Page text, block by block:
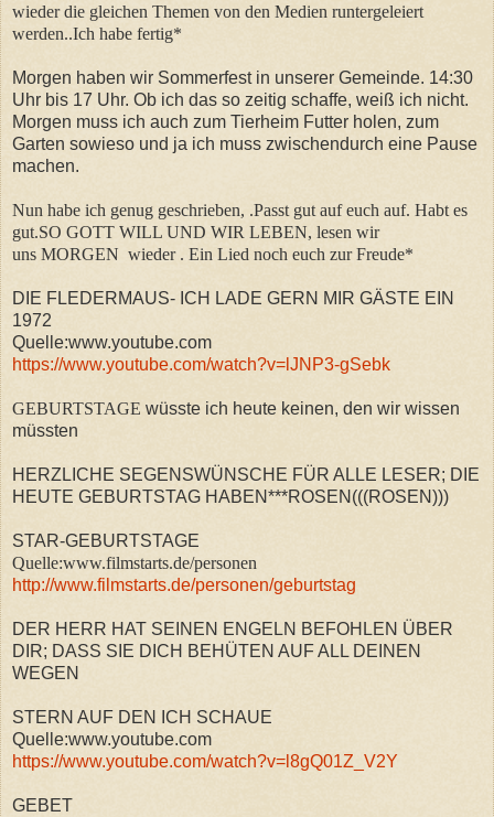
wieder die gleichen Themen von den Medien runtergeleiert
werden..Ich habe fertig*
Morgen haben wir Sommerfest in unserer Gemeinde. 14:30
Uhr bis 17 Uhr. Ob ich das so zeitig schaffe, weiß ich nicht.
Morgen muss ich auch zum Tierheim Futter holen, zum
Garten sowieso und ja ich muss zwischendurch eine Pause
machen.
Nun habe ich genug geschrieben, .Passt gut auf euch auf. Habt es
gut.SO GOTT WILL UND WIR LEBEN, lesen wir
uns MORGEN wieder . Ein Lied noch euch zur Freude*
DIE FLEDERMAUS- ICH LADE GERN MIR GÄSTE EIN
1972
Quelle:www.youtube.com
https://www.youtube.com/watch?v=lJNP3-gSebk
GEBURTSTAGE wüsste ich heute keinen, den wir wissen
müssten
HERZLICHE SEGENSWÜNSCHE FÜR ALLE LESER; DIE
HEUTE GEBURTSTAG HABEN***ROSEN(((ROSEN)))
STAR-GEBURTSTAGE
Quelle:www.filmstarts.de/personen
http://www.filmstarts.de/personen/geburtstag
DER HERR HAT SEINEN ENGELN BEFOHLEN ÜBER
DIR; DASS SIE DICH BEHÜTEN AUF ALL DEINEN
WEGEN
STERN AUF DEN ICH SCHAUE
Quelle:www.youtube.com
https://www.youtube.com/watch?v=l8gQ01Z_V2Y
GEBET